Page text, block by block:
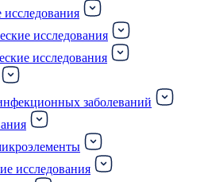
исследования
исследования
заболеваний
исследования